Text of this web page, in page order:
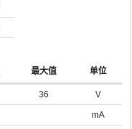
最大值 单位
36 V
mA